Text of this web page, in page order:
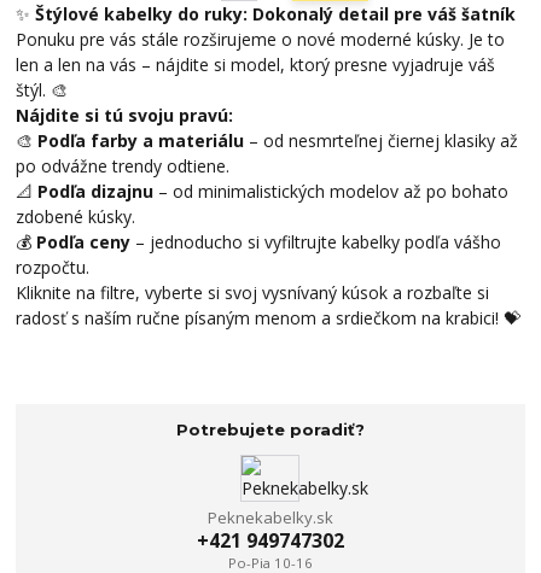
✨Štýlové kabelky do ruky: Dokonalý detail pre váš šatník
Ponuku pre vás stále rozširujeme o nové moderné kúsky. Je to
len a len na vás – nájdite si model, ktorý presne vyjadruje váš
štýl. 🎨
Nájdite si tú svoju pravú:
🎨 Podľa farby a materiálu – od nesmrteľnej čiernej klasiky až
po odvážne trendy odtiene.
📐 Podľa dizajnu – od minimalistických modelov až po bohato
zdobené kúsky.
💰 Podľa ceny – jednoducho si vyfiltrujte kabelky podľa vášho
rozpočtu.
Kliknite na filtre, vyberte si svoj vysnívaný kúsok a rozbaľte si
radosť s naším ručne písaným menom a srdiečkom na krabici! 💝
Potrebujete poradiť?
Peknekabelky.sk
+421 949747302
Po-Pia 10-16